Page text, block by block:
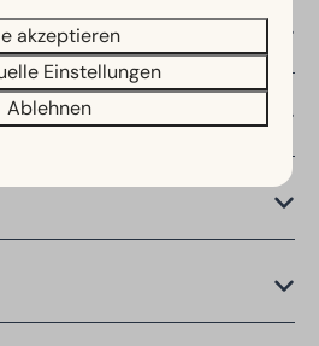
akzeptieren
Einstellungen
Ablehnen